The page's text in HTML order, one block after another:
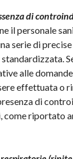
di
il personale
serie di
alle
effettuata o
di
riportato